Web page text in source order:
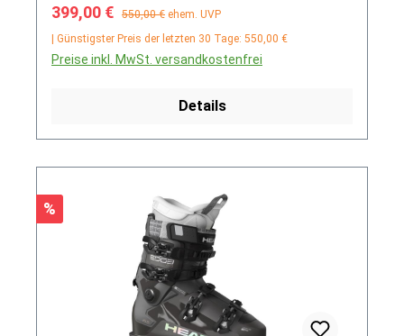
Verkaufspreis:
399,00 € Regulärer Preis:
550,00 € ehem. UVP
| Günstigster Preis der letzten 30 Tage: 550,00 €
Preise inkl. MwSt. versandkostenfrei
Details
Rabatt
%